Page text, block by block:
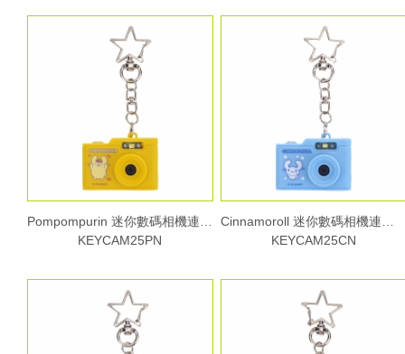
KEYCAM25PN
KEYCAM25CN